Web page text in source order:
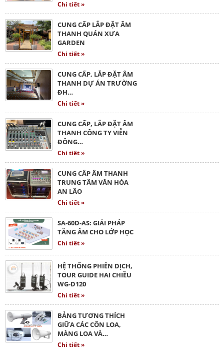
Chi tiết »
CUNG CẤP LẮP ĐẶT ÂM
THANH QUÁN XƯA
GARDEN
Chi tiết »
CUNG CẤP, LẮP ĐẶT ÂM
THANH DỰ ÁN TRƯỜNG
ĐH…
Chi tiết »
CUNG CẤP, LẮP ĐẶT ÂM
THANH CÔNG TY VIỄN
ĐÔNG…
Chi tiết »
CUNG CẤP ÂM THANH
TRUNG TÂM VĂN HÓA
AN LÃO
Chi tiết »
SA-60D-AS: GIẢI PHÁP
TĂNG ÂM CHO LỚP HỌC
Chi tiết »
HỆ THỐNG PHIÊN DỊCH,
TOUR GUIDE HAI CHIỀU
WG-D120
Chi tiết »
BẢNG TƯƠNG THÍCH
GIỮA CÁC CÔN LOA,
MÀNG LOA VÀ…
Chi tiết »